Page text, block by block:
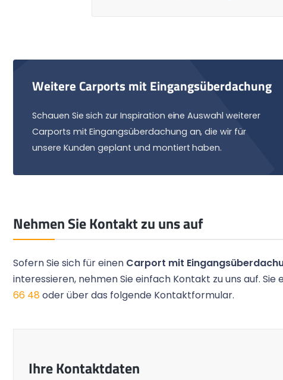
Weitere Carports mit Eingangsüberdachung
Schauen Sie sich zur Inspiration eine Auswahl weiterer
Carports mit Eingangsüberdachung an, die wir für
unsere Kunden geplant und montiert haben.
Nehmen Sie Kontakt zu uns auf
Sofern Sie sich für einen Carport mit
interessieren, nehmen Sie einfach Kontakt zu uns auf.
66 48oder über das folgende Kontaktformular.
Ihre Kontaktdaten